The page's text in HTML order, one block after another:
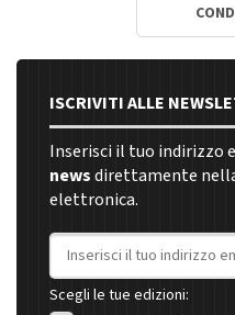
ISCRIVITI ALLE
Inserisci il tuo indirizzo
newsdirettamente
elettronica.
Indirizzo email
Scegli le tue edizioni: